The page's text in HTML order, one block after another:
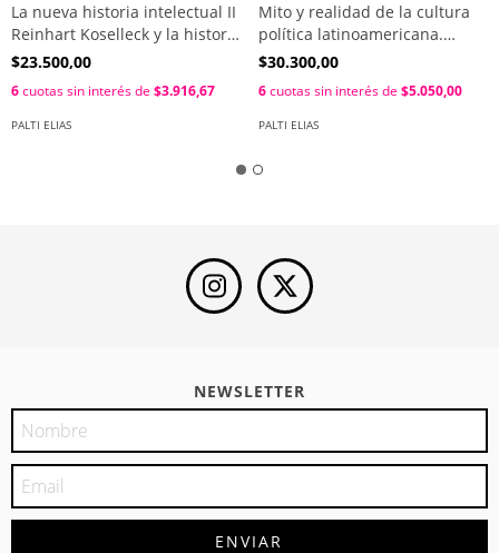
La nueva historia intelectual II
Reinhart Koselleck y la historia
conceptual alemana / Elías J.
$23.500,00
6cuotas sin interés de $3.916,67
PALTI ELIAS
Mito y realidad de la cultura
política latinoamericana.
Debates de iberoldas / Elias
$30.300,00
6cuotas sin interés de $5.050,00
PALTI ELIAS
NEWSLETTER